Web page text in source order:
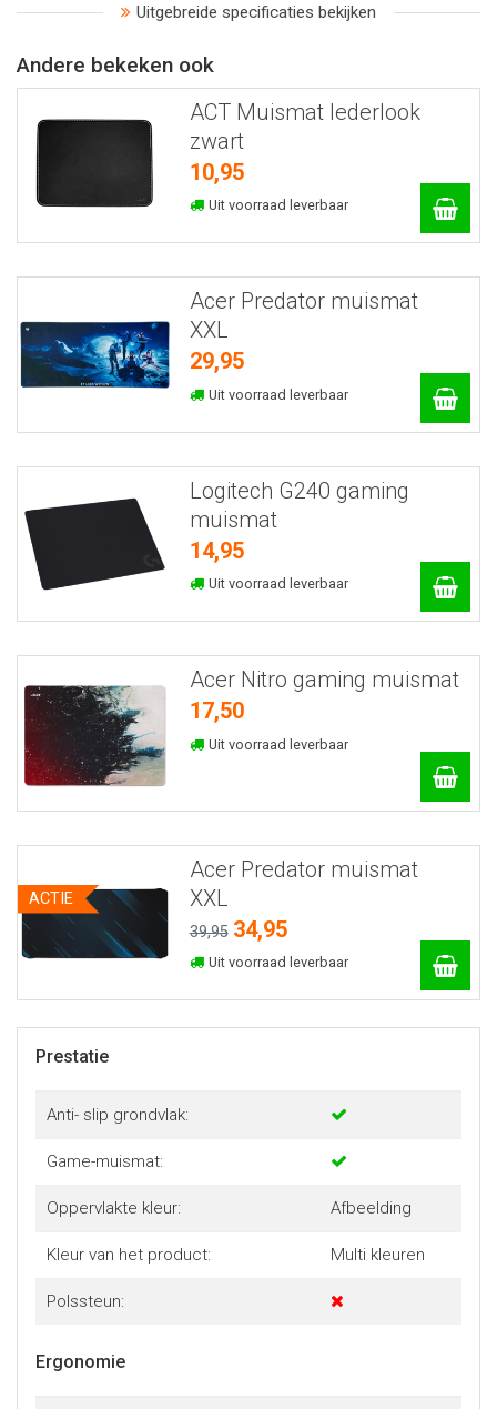
Uitgebreide specificaties bekijken
Andere bekeken ook
ACT Muismat lederlook
zwart
10,95
Uit voorraad leverbaar
Acer Predator muismat
XXL
29,95
Uit voorraad leverbaar
Logitech G240 gaming
muismat
14,95
Uit voorraad leverbaar
Acer Nitro gaming muismat
17,50
Uit voorraad leverbaar
Acer Predator muismat
XXL
39,95 34,95
Uit voorraad leverbaar
ACTIE
Prestatie
Anti- slip grondvlak:
Game-muismat:
Oppervlakte kleur: Afbeelding
Kleur van het product: Multi kleuren
Polssteun:
Ergonomie